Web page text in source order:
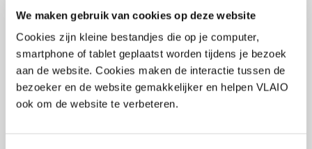
We maken gebruik van cookies op deze website
Cookies zijn kleine bestandjes die op je computer,
smartphone of tablet geplaatst worden tijdens je bezoek
aan de website. Cookies maken de interactie tussen de
bezoeker en de website gemakkelijker en helpen VLAIO
ook om de website te verbeteren.
Op 24 oktober 2025 heeft AquaFlanders, met begeleiding van PIO,
de opdracht gelanceerd. Interesse om jouw expertise in te zetten?
Inschrijvers die kandidaat zijn om de opdracht uit te voeren
dienen te voldoen aan de opgelegde voorwaarden rond
cybersecurity en gegevensbescherming.
21 november:Deadline voor het indienen van documenten
rond cybersecurity en GDPR (deel 5 & 6). Indien goedgekeurd,